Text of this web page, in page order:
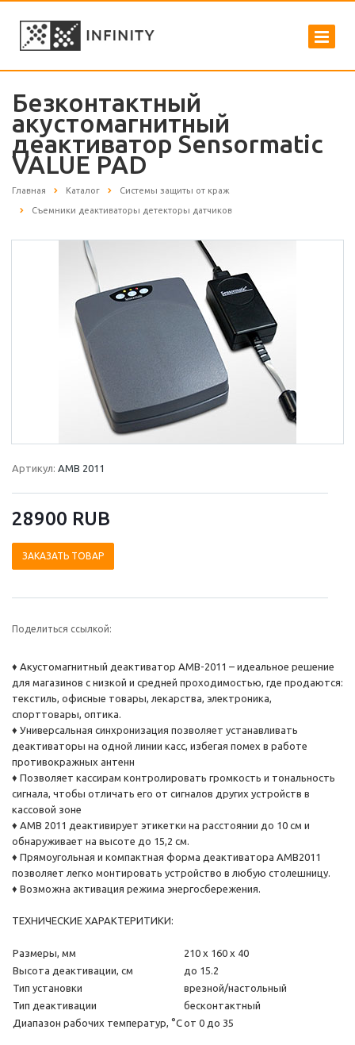
Безконтактный
акустомагнитный
деактиватор Sensormatic
VALUE PAD
Главная Каталог Системы защиты от краж
Съемники деактиваторы детекторы датчиков
Артикул: AMB 2011
28900 RUВ
ЗАКАЗАТЬ ТОВАР
Поделиться ссылкой:
♦ Акустомагнитный деактиватор AMB-2011 – идеальное решение
для магазинов с низкой и средней проходимостью, где продаются:
текстиль, офисные товары, лекарства, электроника,
спорттовары, оптика.
♦ Универсальная синхронизация позволяет устанавливать
деактиваторы на одной линии касс, избегая помех в работе
противокражных антенн
♦ Позволяет кассирам контролировать громкость и тональность
сигнала, чтобы отличать его от сигналов других устройств в
кассовой зоне
♦ AMB 2011 деактивирует этикетки на расстоянии до 10 см и
обнаруживает на высоте до 15,2 см.
♦ Прямоугольная и компактная форма деактиватора AMB2011
позволяет легко монтировать устройство в любую столешницу.
♦ Возможна активация режима энергосбережения.
ТЕХНИЧЕСКИЕ ХАРАКТЕРИТИКИ:
Размеры, мм
210 х 160 x 40
Высота деактивации, см
до 15.2
Тип установки
врезной/настольный
Тип деактивации
бесконтактный
Диапазон рабочих температур, °Cот 0 до 35